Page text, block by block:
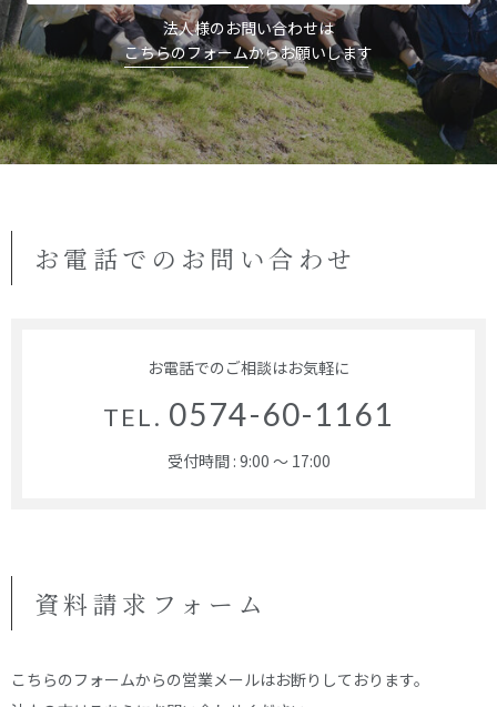
法人様のお問い合わせは
こちらのフォームからお願いします
お電話でのお問い合わせ
お電話でのご相談はお気軽に
TEL. 0574-60-1161
受付時間 : 9:00 ～ 17:00
資料請求フォーム
こちらのフォームからの営業メールはお断りしております。